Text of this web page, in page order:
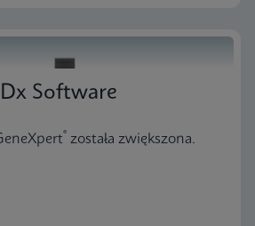
Software
® została zwiększona.